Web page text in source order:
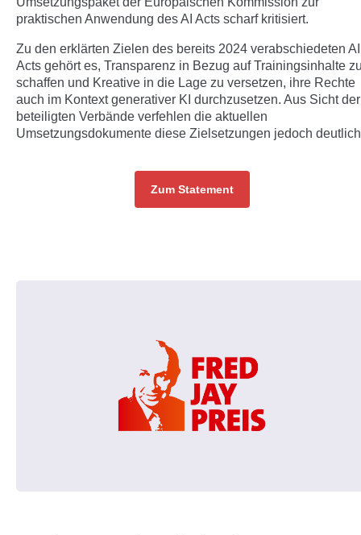
praktischen Anwendung des AI Acts scharf kritisiert.
Zu den erklärten Zielen des bereits 2024 verabschiedeten AI
Acts gehört es, Transparenz in Bezug auf Trainingsinhalte
schaffen und Kreative in die Lage zu versetzen, ihre Rechte
auch im Kontext generativer KI durchzusetzen. Aus Sicht der
beteiligten Verbände verfehlen die aktuellen
Umsetzungsdokumente diese Zielsetzungen jedoch
Zum Statement